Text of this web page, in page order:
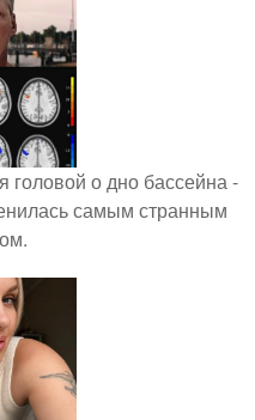
головой о дно бассейна -
самым странным